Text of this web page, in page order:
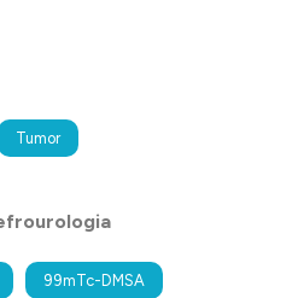
Tumor
99mTc-DMSA